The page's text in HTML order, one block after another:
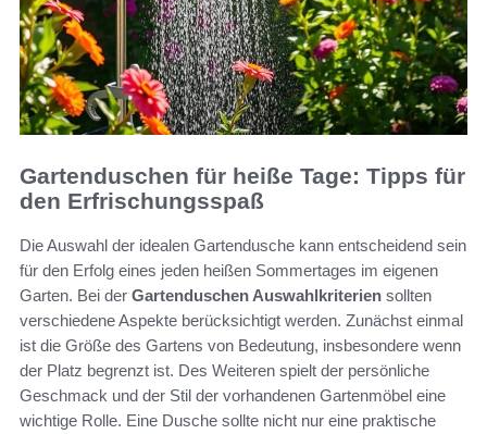
Gartenduschen für heiße Tage: Tipps für
den Erfrischungsspaß
Die Auswahl der idealen Gartendusche kann entscheidend sein
für den Erfolg eines jeden heißen Sommertages im eigenen
Garten. Bei der Gartenduschen Auswahlkriterien sollten
verschiedene Aspekte berücksichtigt werden. Zunächst einmal
ist die Größe des Gartens von Bedeutung, insbesondere wenn
der Platz begrenzt ist. Des Weiteren spielt der persönliche
Geschmack und der Stil der vorhandenen Gartenmöbel eine
wichtige Rolle. Eine Dusche sollte nicht nur eine praktische